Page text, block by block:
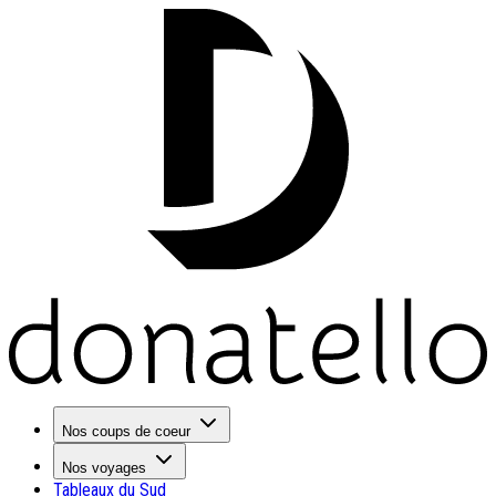
Nos coups de coeur
Nos voyages
Tableaux du Sud